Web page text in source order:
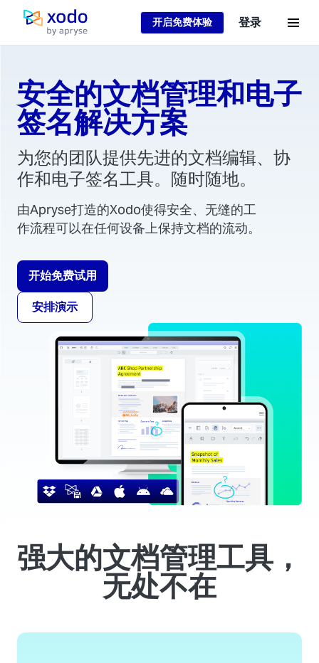
主页 开启免费体验 登录
安全的文档管理和电子
签名解决方案
为您的团队提供先进的文档编辑、协
作和电子签名工具。随时随地。
由Apryse打造的Xodo使得安全、无缝的工
作流程可以在任何设备上保持文档的流动。
开始免费试用
安排演示
强大的文档管理工具，
无处不在